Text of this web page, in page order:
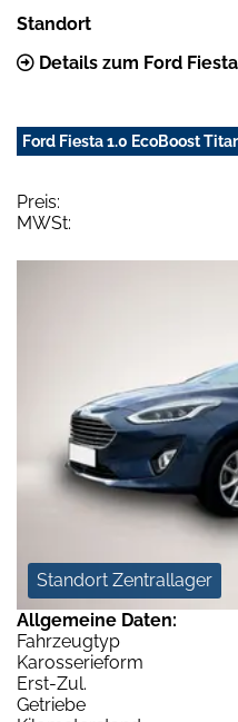
Standort
Details zum Ford
Ford Fiesta 1.0 EcoBoost
Preis:
MWSt:
Standort Zentrallager
Allgemeine Daten:
Fahrzeugtyp
Karosserieform
Erst-Zul.
Getriebe